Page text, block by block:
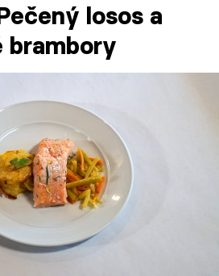
losos a
brambory